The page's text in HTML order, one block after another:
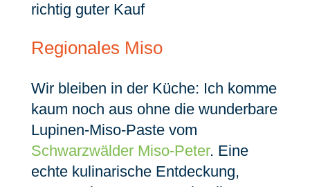
richtig guter Kauf
Regionales Miso
Wir bleiben in der Küche: Ich komme
kaum noch aus ohne die wunderbare
Lupinen-Miso-Paste vom
Schwarzwälder Miso-Peter. Eine
echte kulinarische Entdeckung,